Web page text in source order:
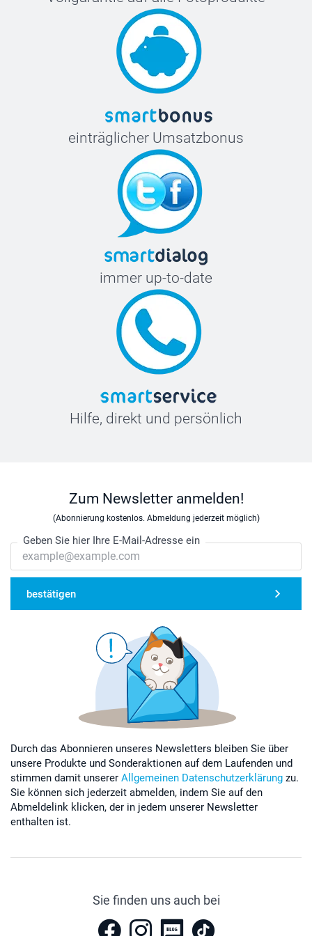
einträglicher Umsatzbonus
immer up-to-date
Hilfe, direkt und persönlich
Zum Newsletter anmelden!
(Abonnierung kostenlos. Abmeldung jederzeit möglich)
Geben Sie hier Ihre E-Mail-Adresse ein
bestätigen
Durch das Abonnieren unseres Newsletters bleiben Sie über
unsere Produkte und Sonderaktionen auf dem Laufenden und
stimmen damit unserer Allgemeinen Datenschutzerklärung zu.
Sie können sich jederzeit abmelden, indem Sie auf den
Abmeldelink klicken, der in jedem unserer Newsletter
enthalten ist.
Sie finden uns auch bei